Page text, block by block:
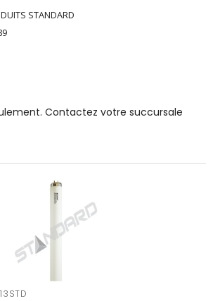
STANDARD
Contactez votre succursale